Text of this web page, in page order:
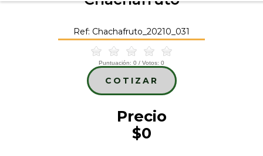
Ref: Chachafruto_20210_031
Puntuación: 0 / Votos: 0
COTIZAR
Precio
$0